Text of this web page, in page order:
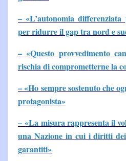
– «L’autonomia
per ridurre il gap tra nord e
– «Questo provvedimento
rischia di comprometterne la
– «Ho sempre sostenuto che
protagonista»
– «La misura rappresenta il
una Nazione in cui i diritti dei
garantiti»